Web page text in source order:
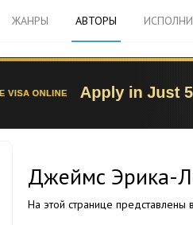
ЖАНРЫ АВТОРЫ
Джеймс Эрика-
На этой странице представлены